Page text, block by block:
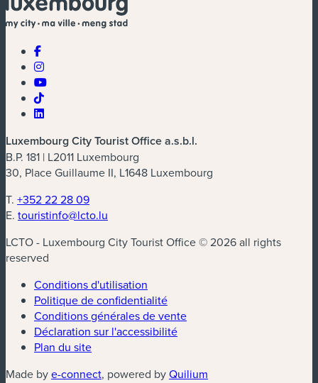
Luxembourg City Tourist Office a.s.b.l.
B.P. 181 | L2011 Luxembourg
30, Place Guillaume II, L1648 Luxembourg
T. +352 22 28 09
E. touristinfo@lcto.lu
LCTO - Luxembourg City Tourist Office © 2026 all rights
reserved
Conditions d'utilisation
Politique de confidentialité
Conditions générales de vente
Déclaration sur l'accessibilité
Plan du site
Made bye-connect(nouvelle fenêtre)
, powered byQuilium